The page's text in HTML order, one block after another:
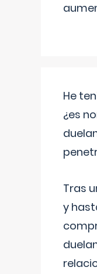
He
¿es
Tras
y